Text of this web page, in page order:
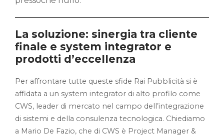
La soluzione: sinergia tra cliente
finale e system integrator e
prodotti d’eccellenza
Per affrontare tutte queste sfide Rai Pubblicità si è
affidata a un system integrator di alto profilo come
CWS, leader di mercato nel campo dell’integrazione
di sistemi e della consulenza tecnologica. Chiediamo
a Mario De Fazio, che di CWS è Project Manager &